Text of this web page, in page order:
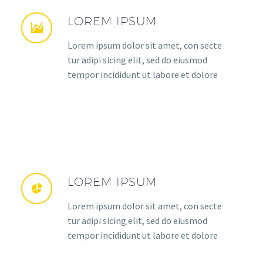
LOREM IPSUM
Lorem ipsum dolor sit amet, con secte
tur adipi sicing elit, sed do eiusmod
tempor incididunt ut labore et dolore
LOREM IPSUM
Lorem ipsum dolor sit amet, con secte
tur adipi sicing elit, sed do eiusmod
tempor incididunt ut labore et dolore